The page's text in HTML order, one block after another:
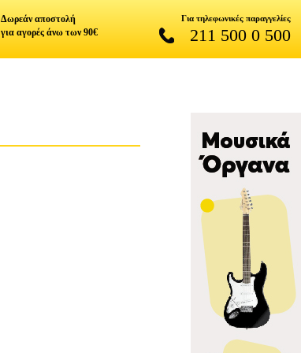
Δωρεάν αποστολή
για αγορές άνω των 90€
Για τηλεφωνικές παραγγελίες
211 500 0 500